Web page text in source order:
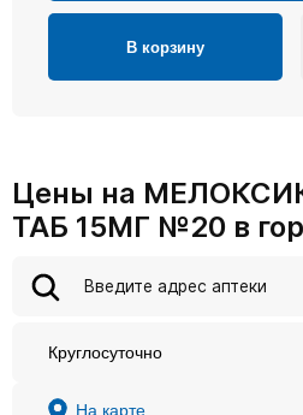
В корзину
Цены на
ТАБ 15МГ №20 в
Круглосуточно
На карте